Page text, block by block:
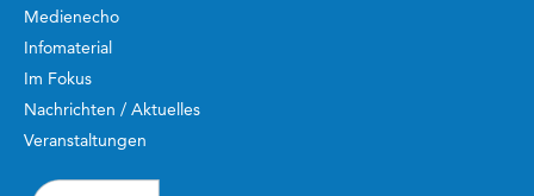
Medienecho
Infomaterial
Im Fokus
Nachrichten / Aktuelles
Veranstaltungen